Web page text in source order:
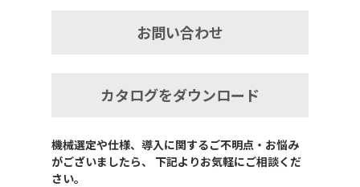
お問い合わせ
カタログをダウンロード
機械選定や仕様、導入に関するご不明点・お悩み
がございましたら、 下記よりお気軽にご相談くだ
さい。